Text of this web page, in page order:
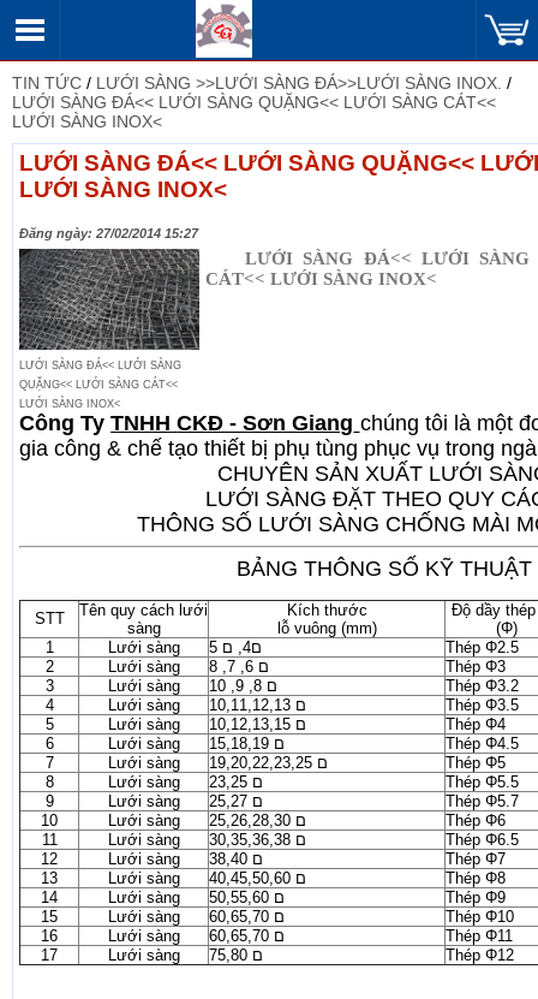
TIN TỨC / LƯỚI SÀNG >>LƯỚI SÀNG ĐÁ>>LƯỚI SÀNG INOX. /
LƯỚI SÀNG ĐÁ<< LƯỚI SÀNG QUẶNG<< LƯỚI SÀNG CÁT<<
LƯỚI SÀNG INOX<
LƯỚI SÀNG ĐÁ<< LƯỚI SÀNG QUẶNG<<
LƯỚI SÀNG INOX<
Đăng ngày: 27/02/2014 15:27
LƯỚI SÀNG ĐÁ<< LƯỚI SÀNG
QUẶNG<< LƯỚI SÀNG CÁT<<
LƯỚI SÀNG INOX<
LƯỚI SÀNG ĐÁ<< LƯỚI SÀNG
CÁT<< LƯỚI SÀNG INOX<
Công Ty TNHH CKĐ - Sơn Giang chúng tôi là một
gia công & chế tạo thiết bị phụ tùng phục vụ trong
CHUYÊN SẢN XUẤT LƯỚI
LƯỚI SÀNG ĐẶT THEO QUY
THÔNG SỐ LƯỚI SÀNG CHỐNG MÀI
BẢNG THÔNG SỐ KỸ THUẬT
STT
Tên quy cách lưới
sàng
Kích thước
lỗ vuông (mm)
Độ dầy
(Φ)
1
Lưới sàng ם4, ם 5
Thép Φ2.5
2
Lưới sàng ם 6, 7, 8
Thép Φ3
3
Lưới sàng ם 8, 9, 10
Thép Φ3.2
4
Lưới sàng ם 10,11,12,13
Thép Φ3.5
5
Lưới sàng ם 10,12,13,15
Thép Φ4
6
Lưới sàng ם 15,18,19
Thép Φ4.5
7
Lưới sàng ם 19,20,22,23,25
Thép Φ5
8
Lưới sàng ם 23,25
Thép Φ5.5
9
Lưới sàng ם 25,27
Thép Φ5.7
10
Lưới sàng ם 25,26,28,30
Thép Φ6
11
Lưới sàng ם 30,35,36,38
Thép Φ6.5
12
Lưới sàng ם 38,40
Thép Φ7
13
Lưới sàng ם 40,45,50,60
Thép Φ8
14
Lưới sàng ם 50,55,60
Thép Φ9
15
Lưới sàng ם 60,65,70
Thép Φ10
16
Lưới sàng ם 60,65,70
Thép Φ11
17
Lưới sàng ם 75,80 Thép Φ12